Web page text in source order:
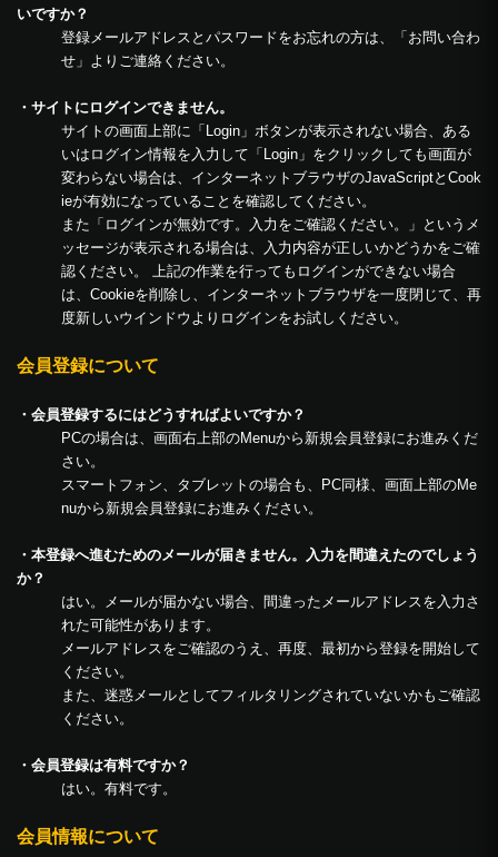
いですか？
登録メールアドレスとパスワードをお忘れの方は、「お問い合わ
せ」よりご連絡ください。
・サイトにログインできません。
サイトの画面上部に「Login」ボタンが表示されない場合、ある
いはログイン情報を入力して「Login」をクリックしても画面が
変わらない場合は、インターネットブラウザのJavaScriptとCook
ieが有効になっていることを確認してください。
また「ログインが無効です。入力をご確認ください。」というメ
ッセージが表示される場合は、入力内容が正しいかどうかをご確
認ください。 上記の作業を行ってもログインができない場合
は、Cookieを削除し、インターネットブラウザを一度閉じて、再
度新しいウインドウよりログインをお試しください。
会員登録について
・会員登録するにはどうすればよいですか？
PCの場合は、画面右上部のMenuから新規会員登録にお進みくだ
さい。
スマートフォン、タブレットの場合も、PC同様、画面上部のMe
nuから新規会員登録にお進みください。
・本登録へ進むためのメールが届きません。入力を間違えたのでしょう
か？
はい。メールが届かない場合、間違ったメールアドレスを入力さ
れた可能性があります。
メールアドレスをご確認のうえ、再度、最初から登録を開始して
ください。
また、迷惑メールとしてフィルタリングされていないかもご確認
ください。
・会員登録は有料ですか？
はい。有料です。
会員情報について